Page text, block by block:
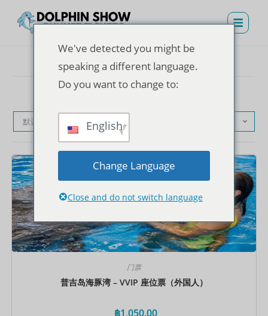
默认产品排序
门票
普吉岛海豚湾 – VVIP 座位票（外国人）
฿1,050.00
We've detected you might be
speaking a different language.
Do you want to change to:
English
Change Language
Close and do not switch language